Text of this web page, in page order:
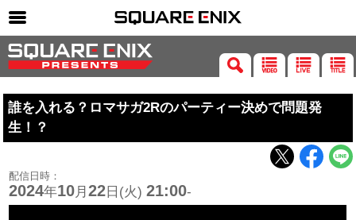
SQUARE ENIX 公式サイトメニュー
マガジン＆ブックス
ミュージック
グッズ
ストア
誰を入れる？ロマサガ2Rのパーティー決めで問題発
生！？
配信日時：
2024年10月22 日(火)21:00-